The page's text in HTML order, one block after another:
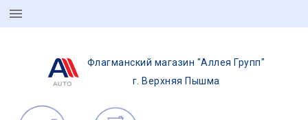
Флагманский магазин "Аллея Групп"
г. Верхняя Пышма